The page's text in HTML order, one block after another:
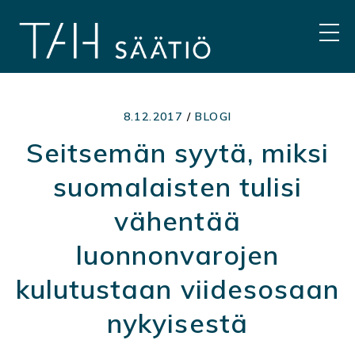
sisältöön
8.12.2017 /BLOGI
Seitsemän syytä, miksi
suomalaisten tulisi
vähentää
luonnonvarojen
kulutustaan viidesosaan
nykyisestä